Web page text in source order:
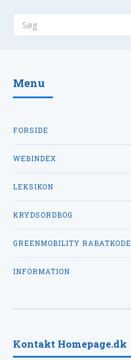
Menu
FORSIDE
WEBINDEX
LEKSIKON
KRYDSORDBOG
GREENMOBILITY RABATKODE
INFORMATION
Kontakt Homepage.dk